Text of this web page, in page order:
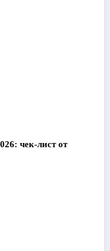
чек-лист от